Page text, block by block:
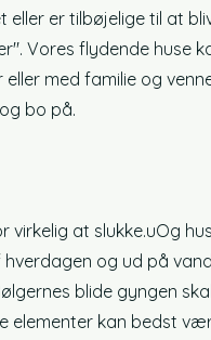
er tilbøjelige til at
Vores flydende huse
med familie og
bo på.
virkelig at slukke.uOg
og ud på
blide gyngen
elementer kan bedst